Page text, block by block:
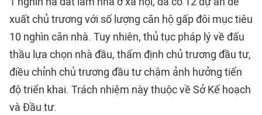
xuất chủ trương với số lượng căn hộ gấp đôi mục tiêu
10 nghìn căn nhà. Tuy nhiên, thủ tục pháp lý về đấu
thầu lựa chọn nhà đầu, thẩm định chủ trương đầu tư,
điều chỉnh chủ trương đầu tư chậm ảnh hưởng tiến
độ triển khai. Trách nhiệm này thuộc về Sở Kế hoạch
và Đầu tư.